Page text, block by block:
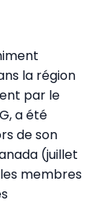
la région
par le
a été
de son
(juillet
membres